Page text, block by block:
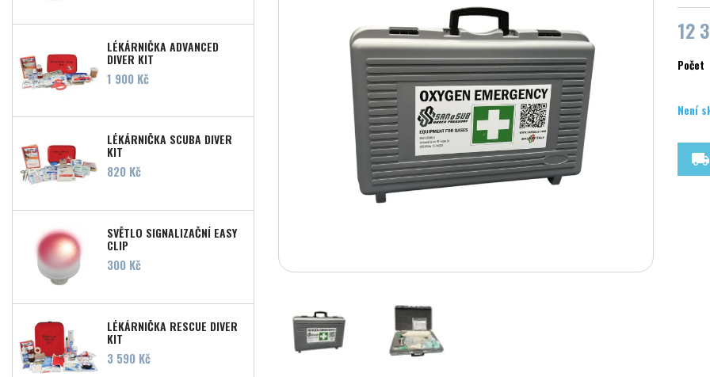
LÉKÁRNIČKA ADVANCED
DIVER KIT
Cena
1 900 Kč
LÉKÁRNIČKA SCUBA DIVER
KIT
Cena
820 Kč
SVĚTLO SIGNALIZAČNÍ EASY
CLIP
Cena
300 Kč
LÉKÁRNIČKA RESCUE DIVER
KIT
Cena
3 590 Kč
12
Počet
Není
local_shipping